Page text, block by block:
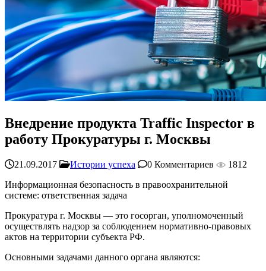
Внедрение продукта Traffic Inspector в
работу Прокуратуры г. Москвы
21.09.2017 Истории успеха 0 Комментариев
1812
Информационная безопасность в правоохранительной
системе: ответственная задача
Прокуратура г. Москвы — это госорган, уполномоченный
осуществлять надзор за соблюдением нормативно-правовых
актов на территории субъекта РФ.
Основными задачами данного органа являются: